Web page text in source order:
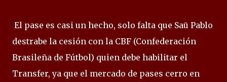
El pase es casi un hecho, solo falta que Saū Pablo
destrabe la cesión con la CBF (Confederación
Brasileña de Fútbol) quien debe habilitar el
Transfer, ya que el mercado de pases cerro en